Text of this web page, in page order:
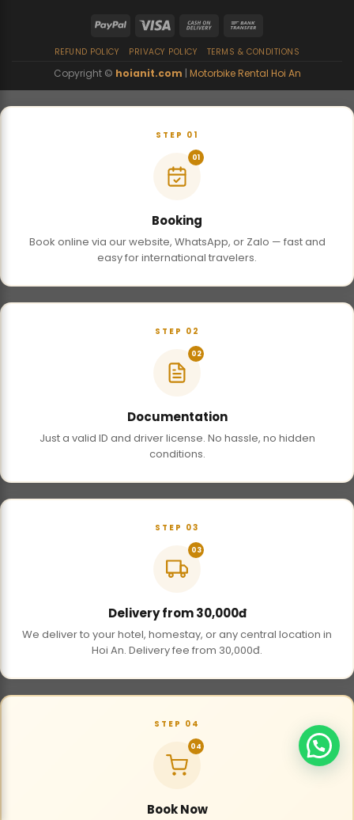
REFUND POLICY PRIVACY POLICY TERMS & CONDITIONS
Copyright © hoianit.com | Motorbike Rental Hoi An
STEP 01
01
Booking
Book online via our website, WhatsApp, or Zalo — fast and
easy for international travelers.
STEP 02
02
Documentation
Just a valid ID and driver license. No hassle, no hidden
conditions.
STEP 03
03
Delivery from 30,000đ
We deliver to your hotel, homestay, or any central location in
Hoi An. Delivery fee from 30,000đ.
STEP 04
04
Book Now